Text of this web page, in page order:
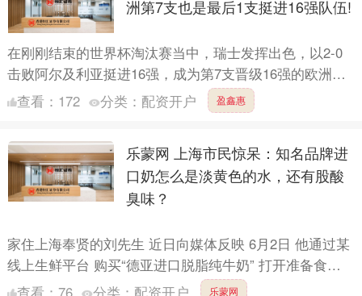
洲第7支也是最后1支挺进16强队伍!
在刚刚结束的世界杯淘汰赛当中，瑞士发挥出色，以2-0
击败阿尔及利亚挺进16强，成为第7支晋级16强的欧洲球
队，由于最后3场淘汰赛没有欧洲球队，因此瑞士也成为
查看： 172 分类： 配资开户 盈鑫惠
乐蒙网 上海市民惊呆：知名品牌进
口奶怎么是淡黄色的水，还有股酸
臭味？
家住上海奉贤的刘先生 近日向媒体反映 6月2日 他通过某
线上生鲜平台 购买“德亚进口脱脂纯牛奶” 打开准备食用
时却发现 原本应该是乳白色的牛奶 却变成了像水一样....
查看： 76 分类： 配资开户 乐蒙网